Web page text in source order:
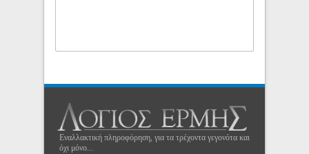
Εναλλακτική πληροφόρηση, για τα τρέχοντα γεγονότα και
όχι μόνο...